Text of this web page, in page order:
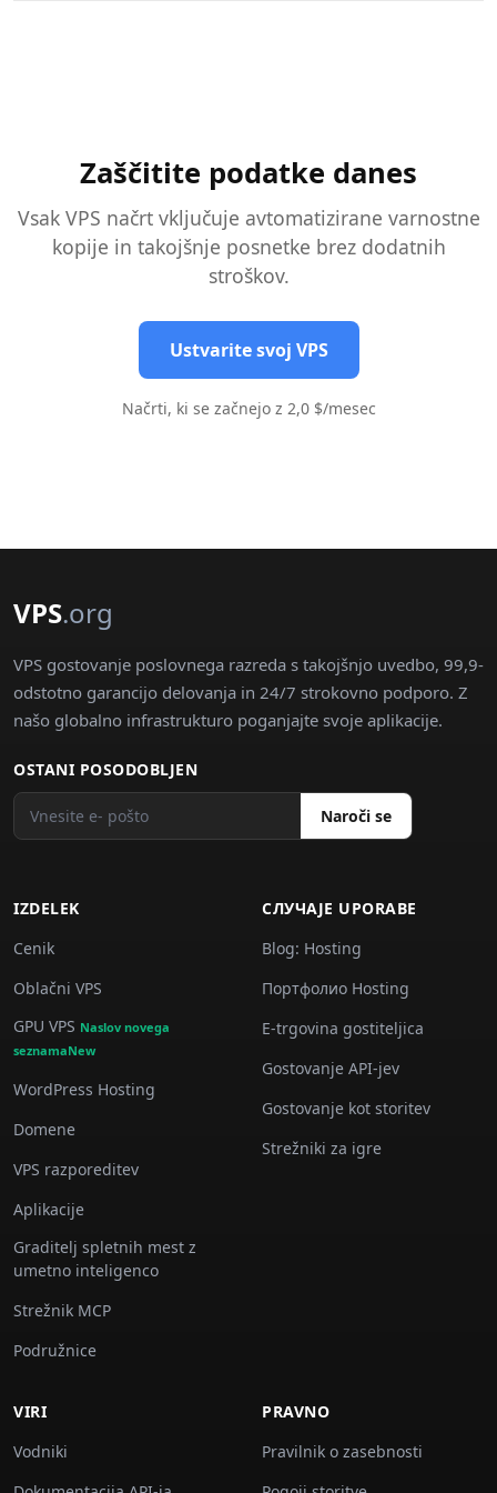
Zaščitite podatke danes
Vsak VPS načrt vključuje avtomatizirane varnostne
kopije in takojšnje posnetke brez dodatnih
stroškov.
Ustvarite svoj VPS
Načrti, ki se začnejo z 2,0 $/mesec
VPS.org
VPS gostovanje poslovnega razreda s takojšnjo uvedbo, 99,9-
odstotno garancijo delovanja in 24/7 strokovno podporo. Z
našo globalno infrastrukturo poganjajte svoje aplikacije.
OSTANI POSODOBLJEN
Naroči se
IZDELEK
Cenik
Oblačni VPS
GPU VPS Naslov novega
seznamaNew
WordPress Hosting
Domene
VPS razporeditev
Aplikacije
Graditelj spletnih mest z
umetno inteligenco
Strežnik MCP
Podružnice
СЛУЧАJE UPORABE
Blog: Hosting
Портфолио Hosting
E-trgovina gostiteljica
Gostovanje API-jev
Gostovanje kot storitev
Strežniki za igre
VIRI
Vodniki
PRAVNO
Pravilnik o zasebnosti